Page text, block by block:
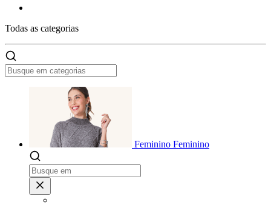
Todas as categorias
Feminino Feminino